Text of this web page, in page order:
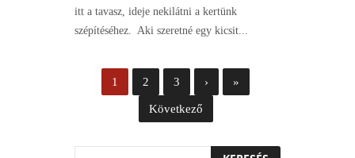
itt a tavasz, ideje nekilátni a kertünk
szépítéséhez. Aki szeretné egy kicsit...
1 2 3 › »
Következő